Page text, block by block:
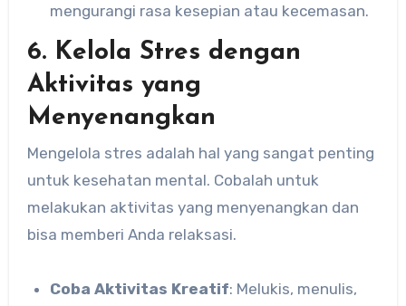
mengurangi rasa kesepian atau kecemasan.
6. Kelola Stres dengan
Aktivitas yang
Menyenangkan
Mengelola stres adalah hal yang sangat penting
untuk kesehatan mental. Cobalah untuk
melakukan aktivitas yang menyenangkan dan
bisa memberi Anda relaksasi.
Coba Aktivitas Kreatif: Melukis, menulis,